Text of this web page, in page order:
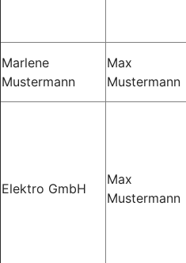
Marlene
Mustermann
Max
Mustermann
Elektro GmbH
Max
Mustermann